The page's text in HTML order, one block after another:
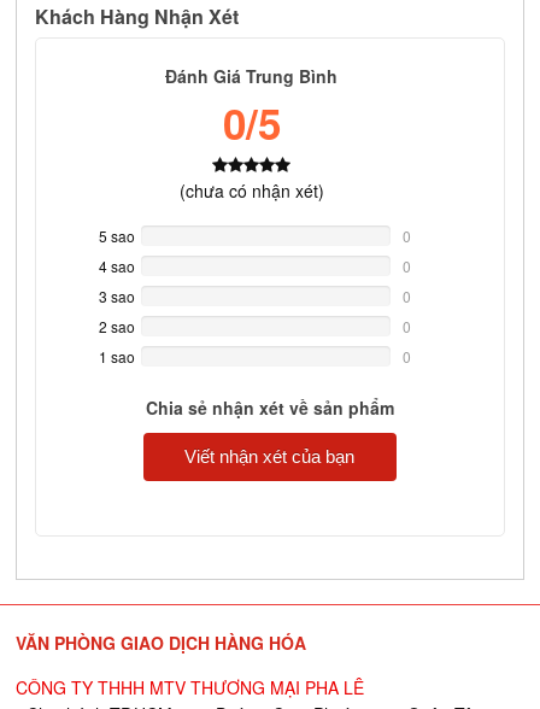
Khách Hàng Nhận Xét
Đánh Giá Trung Bình
0/5
(chưa có nhận xét)
5 sao
Complete
0
4 sao
Complete
0
3 sao
Complete
0
2 sao
Complete
0
1 sao
0
Chia sẻ nhận xét về sản phẩm
Viết nhận xét của bạn
VĂN PHÒNG GIAO DỊCH HÀNG HÓA
CÔNG TY THHH MTV THƯƠNG MẠI PHA LÊ